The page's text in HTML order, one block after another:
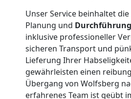
Unser Service beinhaltet
Planung und Durchführung
inklusive professioneller
sicheren Transport und
Lieferung Ihrer
gewährleisten einen
Übergang von Wolfsberg
erfahrenes Team ist geübt